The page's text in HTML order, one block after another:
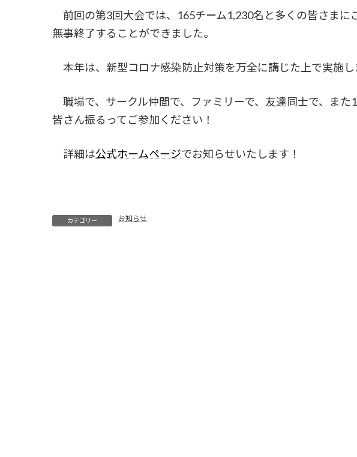
前回の第3回大会では、165チーム1,230名と多くの皆さまに
無事終了することができました。
本年は、新型コロナ感染防止対策を万全に講じた上で実施し
職場で、サークル仲間で、ファミリーで、友達同士で、また
皆さん振るってご参加ください！
詳細は公式ホームページでお知らせいたします！
カテゴリー お知らせ